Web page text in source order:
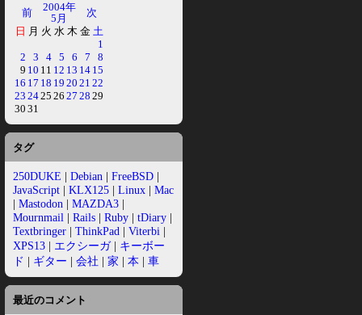
前
2004年
5月
次
日 月 火 水 木 金 土
1
2
3 4 5 6 7
8
9 10 11 12 13 14 15
16 17 18 19 20 21 22
23 2425 26 27 28 29
30 31
タグ
250DUKE | Debian | FreeBSD |
JavaScript | KLX125 | Linux | Mac
| Mastodon | MAZDA3 |
Mournmail | Rails | Ruby | tDiary |
Textbringer | ThinkPad | Viterbi |
XPS13 | エクシーガ| キーボー
ド | ギター | 会社 | 家 | 本 | 車
最近のコメント